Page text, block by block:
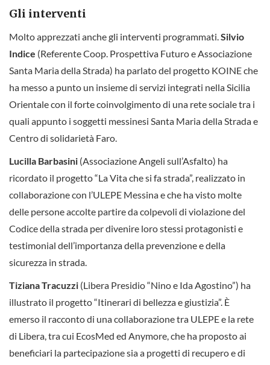
Gli interventi
Molto apprezzati anche gli interventi programmati.Silvio
Indice (Referente Coop. Prospettiva Futuro e Associazione
Santa Maria della Strada) ha parlato del progetto KOINE che
ha messo a punto un insieme di servizi integrati nella Sicilia
Orientale con il forte coinvolgimento di una rete sociale tra i
quali appunto i soggetti messinesi Santa Maria della Strada e
Centro di solidarietà Faro.
Lucilla Barbasini (Associazione Angeli sull’Asfalto) ha
ricordato il progetto “La Vita che si fa strada”, realizzato in
collaborazione con l’ULEPE Messina e che ha visto molte
delle persone accolte partire da colpevoli di violazione del
Codice della strada per divenire loro stessi protagonisti e
testimonial dell’importanza della prevenzione e della
sicurezza in strada.
Tiziana Tracuzzi (Libera Presidio “Nino e Ida Agostino”) ha
illustrato il progetto “Itinerari di bellezza e giustizia”. È
emerso il racconto di una collaborazione tra ULEPE e la rete
di Libera, tra cui EcosMed ed Anymore, che ha proposto ai
beneficiari la partecipazione sia a progetti di recupero e di